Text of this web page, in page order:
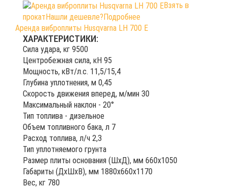
Взять в
прокатНашли дешевле?Подробнее
Аренда виброплиты Husqvarna LH 700 E
ХАРАКТЕРИСТИКИ:
Сила удара, кг 9500
Центробежная сила, кН 95
Мощность, кВт/л.с. 11,5/15,4
Глубина уплотнения, м 0,45
Скорость движения вперед, м/мин 30
Максимальный наклон - 20°
Тип топлива - дизельное
Объем топливного бака, л 7
Расход топлива, л/ч 2,3
Тип уплотняемого грунта
Размер плиты основания (ШхД), мм 660х1050
Габариты (ДхШхВ), мм 1880х660х1170
Вес, кг 780